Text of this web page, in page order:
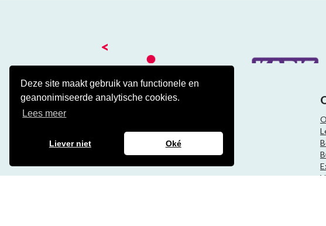
Deze site maakt gebruik van functionele en
geanonimiseerde analytische cookies.
Lees meer
Liever niet Oké
<
Kantoor
3743 KE Baarn
Contact